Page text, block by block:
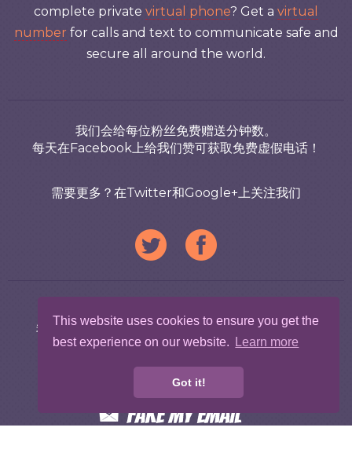
This website uses cookies to ensure you get the
best experience on our website.
Learn more
Got it!
complete private virtual phone? Get a virtual
number for calls and text to communicate safe and
secure all around the world.
我们会给每位粉丝免费赠送分钟数。
每天在Facebook上给我们赞可获取免费虚假电话！
需要更多？在Twitter和Google+上关注我们
我们还提供假短信、假邮件和假WhatsApp信息！